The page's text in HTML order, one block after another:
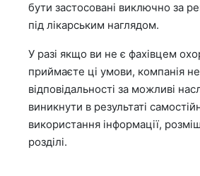
бути застосовані виключно за
під лікарським наглядом.
У разі якщо ви не є фахівцем
приймаєте ці умови, компанія
відповідальності за можливі
виникнути в результаті
використання інформації,
розділі.